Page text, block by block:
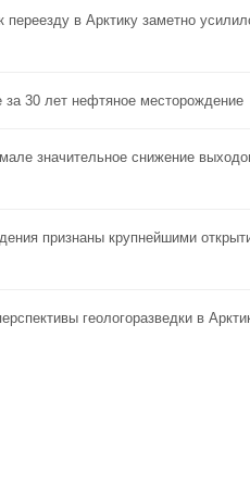
в Арктику заметно
30 лет нефтяное месторождение
значительное снижение
признаны крупнейшими
геологоразведки в